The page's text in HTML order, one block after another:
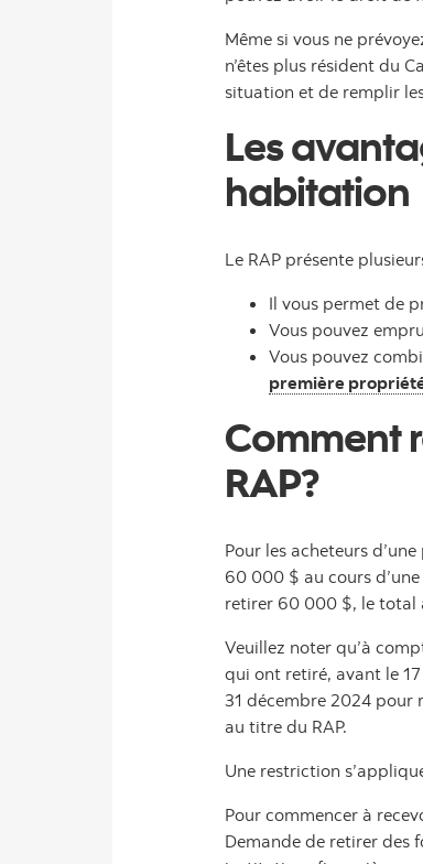
Même si vous ne
n’êtes plus résident du
situation et de remplir
Les
habitation
Le RAP présente
Il vous permet de
Vous pouvez
Vous pouvez
première
Comment
RAP?
Pour les acheteurs
60 000 $ au cours
retirer 60 000 $, le total
Veuillez noter qu’à
qui ont retiré, avant le
31 décembre 2024
au titre du RAP.
Une restriction
Pour commencer à
Demande de retirer des